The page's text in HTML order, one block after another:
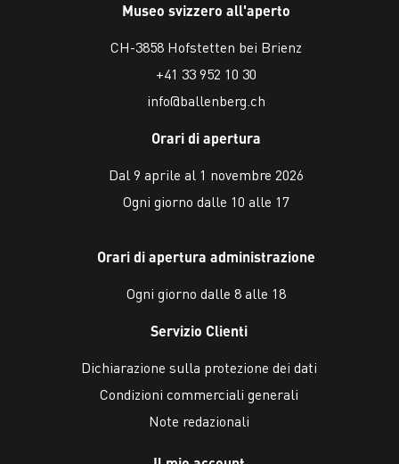
Museo svizzero all'aperto
CH-3858 Hofstetten bei Brienz
+41 33 952 10 30
info@ballenberg.ch
Orari di apertura
Dal 9 aprile al 1 novembre 2026
Ogni giorno dalle 10 alle 17
Orari di apertura administrazione
Ogni giorno dalle 8 alle 18
Servizio Clienti
Dichiarazione sulla protezione dei dati
Condizioni commerciali generali
Note redazionali